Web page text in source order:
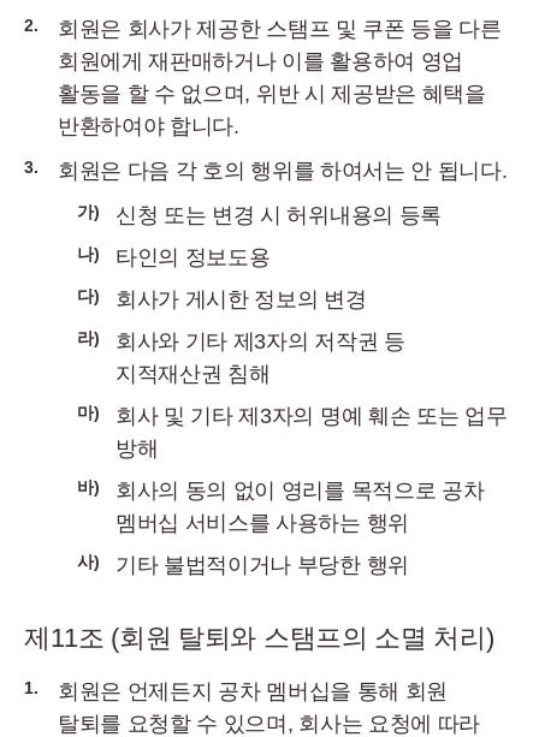
2.
회원은 회사가 제공한 스탬프 및 쿠폰 등을 다른
회원에게 재판매하거나 이를 활용하여 영업
활동을 할 수 없으며, 위반 시 제공받은 혜택을
반환하여야 합니다.
3. 회원은 다음 각 호의 행위를 하여서는 안 됩니다.
가) 신청 또는 변경 시 허위내용의 등록
나) 타인의 정보도용
다) 회사가 게시한 정보의 변경
라)
회사와 기타 제3자의 저작권 등
지적재산권 침해
마)
회사 및 기타 제3자의 명예 훼손 또는 업무
방해
바)
회사의 동의 없이 영리를 목적으로 공차
멤버십 서비스를 사용하는 행위
사) 기타 불법적이거나 부당한 행위
제11조 (회원 탈퇴와 스탬프의 소멸 처리)
1.
회원은 언제든지 공차 멤버십을 통해 회원
탈퇴를 요청할 수 있으며, 회사는 요청에 따라